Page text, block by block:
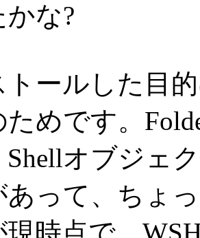
な?
トールした目
ためです。
Shellオブジェ
あって、ちょ